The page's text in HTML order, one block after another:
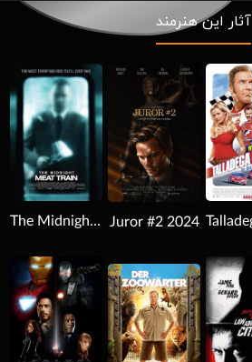
آثار این هنرمند
Download
Download
Download
Juror #2 2024
The Midnight Meat Train 2008
Download
Download
Download